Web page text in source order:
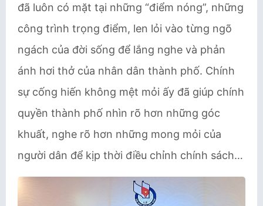
đã luôn có mặt tại những “điểm nóng”, những
công trình trọng điểm, len lỏi vào từng ngõ
ngách của đời sống để lắng nghe và phản
ánh hơi thở của nhân dân thành phố. Chính
sự cống hiến không mệt mỏi ấy đã giúp chính
quyền thành phố nhìn rõ hơn những góc
khuất, nghe rõ hơn những mong mỏi của
người dân để kịp thời điều chỉnh chính sách…